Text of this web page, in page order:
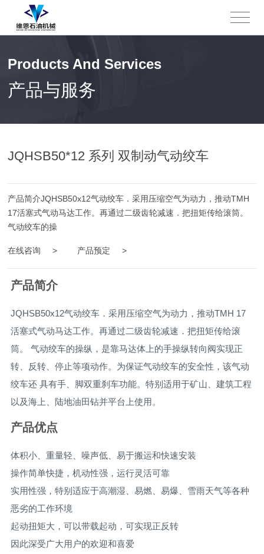
Products And Services
产品与服务
JQHSB50*12 系列 双制动气动绞车
产品简介JQHSB50x12气动绞车．采用压缩空气为动力，推动TMH
17活塞式气动马达工作。再通过二级齿轮减速．把扭矩传给滚筒。
气动绞车的操
在线咨询 > 产品预定 >
产品简介
JQHSB50x12气动绞车．采用压缩空气为动力，推动TMH 17
活塞式气动马达工作。再通过二级齿轮减速．把扭矩传给滚
筒。 气动绞车的操纵，是靠马达体上的手操纵转向阀实现正
转、反转、停止等项动作。为保证气动绞车的安全性，该气动
绞车还 具有手、脚双重刹车功能。特别适用于矿山、建筑工程
以及海上、陆地油田钻并平台上使用。
产品优点
体积小、重量轻、噪声低、易于搬运和快速安装
操作简单快捷，机动性强，运行灵活可靠
实用性强，特别适应于高潮湿、易燃、易爆、雪雨天气等各种
恶劣的工作环境
起动扭矩大，可以带载起动，可实现正反转
因此深受广大用户的欢迎和喜爱